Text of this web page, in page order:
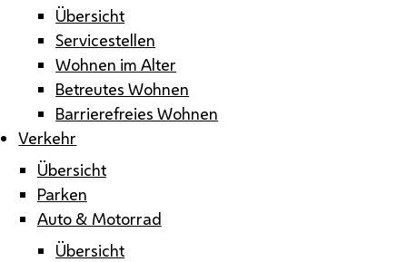
Übersicht
Servicestellen
Wohnen im Alter
Betreutes Wohnen
Barrierefreies Wohnen
Verkehr
Übersicht
Parken
Auto & Motorrad
Übersicht